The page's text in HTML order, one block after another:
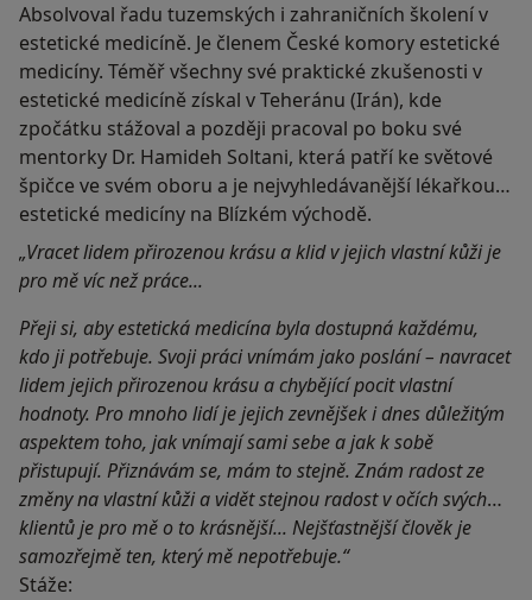
Absolvoval řadu tuzemských i zahraničních školení v
estetické medicíně. Je členem České komory estetické
medicíny. Téměř všechny své praktické zkušenosti v
estetické medicíně získal v Teheránu (Irán), kde
zpočátku stážoval a později pracoval po boku své
mentorky Dr. Hamideh Soltani, která patří ke světové
špičce ve svém oboru a je nejvyhledávanější lékařkou
estetické medicíny na Blízkém východě.
„Vracet lidem přirozenou krásu a klid v jejich vlastní kůži je
pro mě víc než práce...
Přeji si, aby estetická medicína byla dostupná každému,
kdo ji potřebuje. Svoji práci vnímám jako poslání – navracet
lidem jejich přirozenou krásu a chybějící pocit vlastní
hodnoty. Pro mnoho lidí je jejich zevnějšek i dnes důležitým
aspektem toho, jak vnímají sami sebe a jak k sobě
přistupují. Přiznávám se, mám to stejně. Znám radost ze
změny na vlastní kůži a vidět stejnou radost v očích svých
klientů je pro mě o to krásnější... Nejšťastnější člověk je
samozřejmě ten, který mě nepotřebuje.“
Stáže: